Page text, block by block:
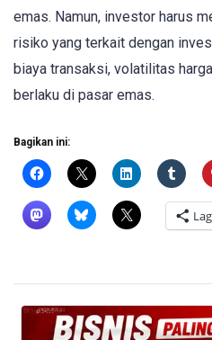
emas. Namun, investor harus
risiko yang terkait dengan
biaya transaksi, volatilitas
berlaku di pasar emas.
Bagikan ini: